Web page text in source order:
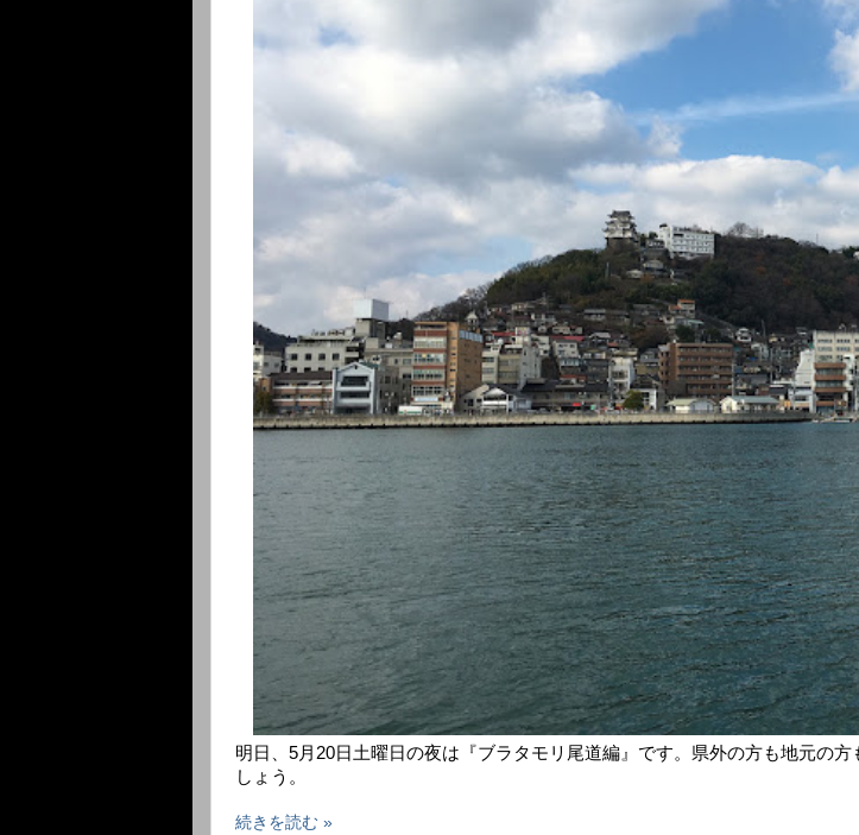
明日、5月20日土曜日の夜は『ブラタモリ尾道編』です。県外の方も地元の
しょう。
続きを読む »